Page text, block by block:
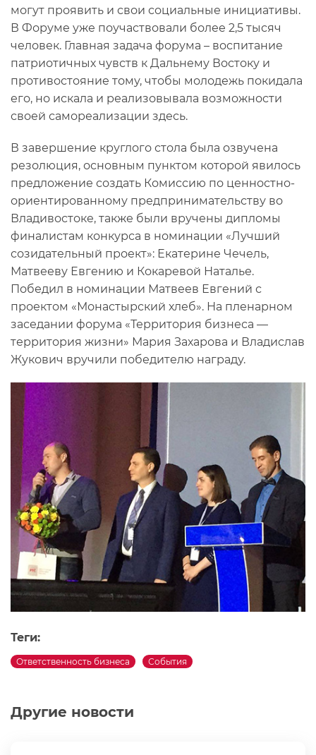
Другие новости
могут проявить и свои социальные инициативы.
В Форуме уже поучаствовали более 2,5 тысяч
человек. Главная задача форума – воспитание
патриотичных чувств к Дальнему Востоку и
противостояние тому, чтобы молодежь покидала
его, но искала и реализовывала возможности
своей самореализации здесь.
В завершение круглого стола была озвучена
резолюция, основным пунктом которой явилось
предложение создать Комиссию по ценностно-
ориентированному предпринимательству во
Владивостоке, также были вручены дипломы
финалистам конкурса в номинации «Лучший
созидательный проект»: Екатерине Чечель,
Матвееву Евгению и Кокаревой Наталье.
Победил в номинации Матвеев Евгений с
проектом «Монастырский хлеб». На пленарном
заседании форума «Территория бизнеса —
территория жизни» Мария Захарова и Владислав
Жукович вручили победителю награду.
Теги:
Ответственность бизнеса События